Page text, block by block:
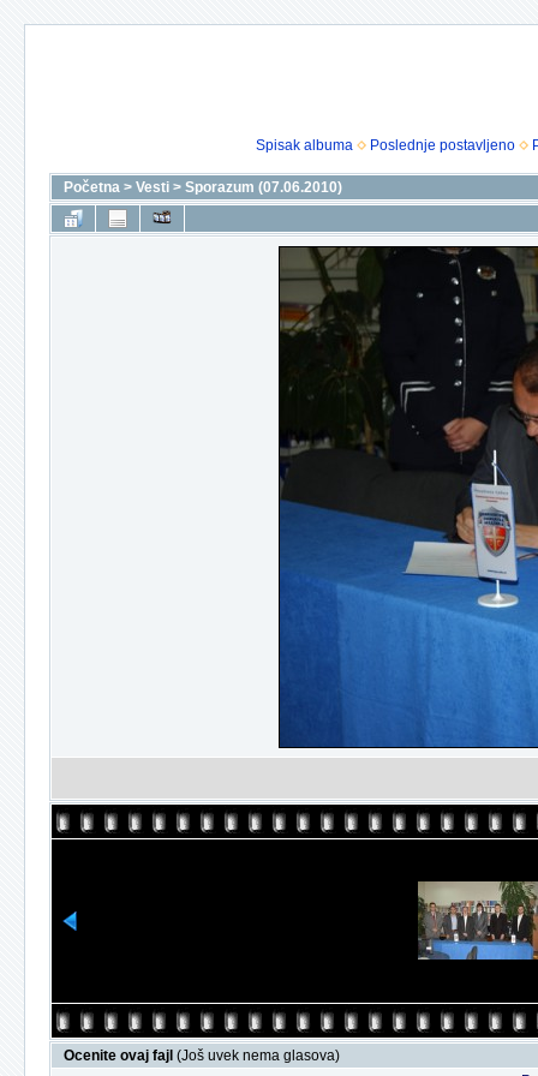
Spisak albuma Poslednje postavljeno
Početna > Vesti > Sporazum (07.06.2010)
Ocenite ovaj fajl (Još uvek nema glasova)